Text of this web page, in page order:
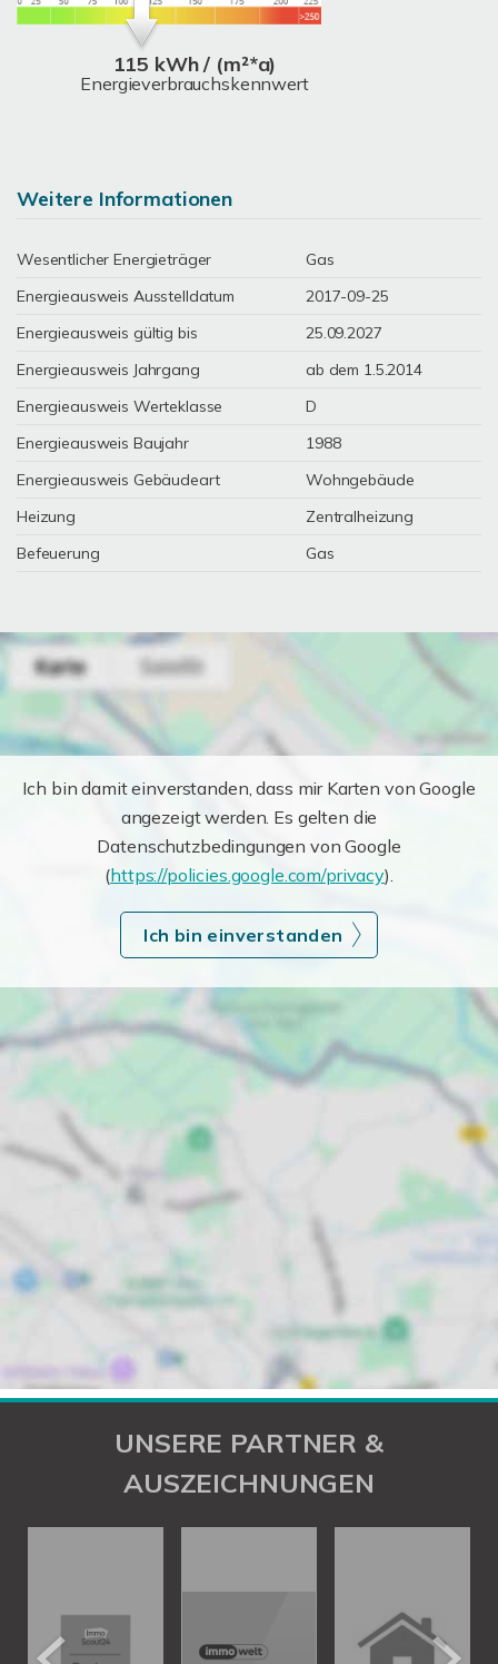
115 kWh / (m²*a)
Energieverbrauchskennwert
Weitere Informationen
Wesentlicher Energieträger
Gas
Energieausweis Ausstelldatum
2017-09-25
Energieausweis gültig bis
25.09.2027
Energieausweis Jahrgang
ab dem 1.5.2014
Energieausweis Werteklasse
D
Energieausweis Baujahr
1988
Energieausweis Gebäudeart
Wohngebäude
Heizung
Zentralheizung
Befeuerung
Gas
Ich bin damit einverstanden, dass mir Karten von Google
angezeigt werden. Es gelten die
Datenschutzbedingungen von Google
(https://policies.google.com/privacy).
Ich bin einverstanden
UNSERE PARTNER &
AUSZEICHNUNGEN